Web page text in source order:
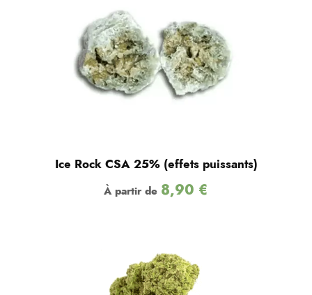
Ice Rock CSA 25% (effets puissants)
À partir de 8,90 €